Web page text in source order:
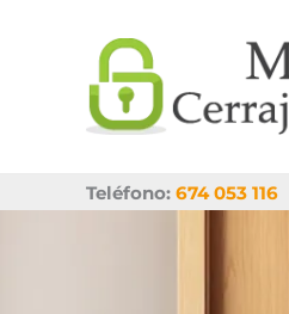
contenido
Teléfono: 674 053 116